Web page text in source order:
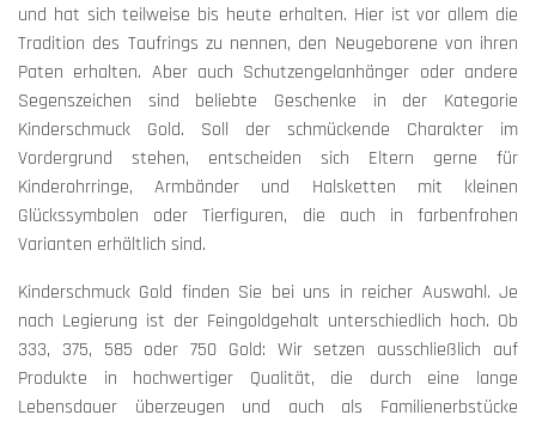
und hat sich teilweise bis heute erhalten. Hier ist vor allem die
Tradition des Taufrings zu nennen, den Neugeborene von ihren
Paten erhalten. Aber auch Schutzengelanhänger oder andere
Segenszeichen sind beliebte Geschenke in der Kategorie
Kinderschmuck Gold. Soll der schmückende Charakter im
Vordergrund stehen, entscheiden sich Eltern gerne für
Kinderohrringe, Armbänder und Halsketten mit kleinen
Glückssymbolen oder Tierfiguren, die auch in farbenfrohen
Varianten erhältlich sind.
Kinderschmuck Gold finden Sie bei uns in reicher Auswahl. Je
nach Legierung ist der Feingoldgehalt unterschiedlich hoch. Ob
333, 375, 585 oder 750 Gold: Wir setzen ausschließlich auf
Produkte in hochwertiger Qualität, die durch eine lange
Lebensdauer überzeugen und auch als Familienerbstücke